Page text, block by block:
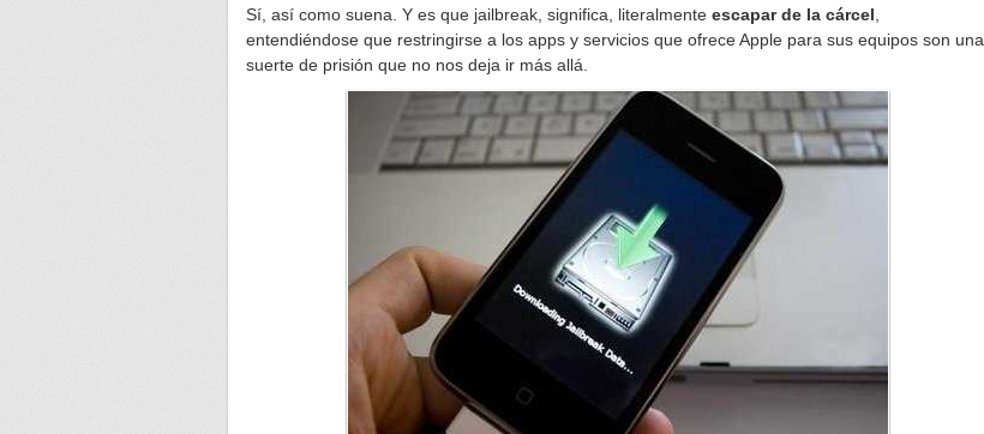
Sí, así como suena. Y es que jailbreak, significa, literalmente escapar de la cárcel
entendiéndose que restringirse a los apps y servicios que ofrece Apple para sus equipos son una
suerte de prisión que no nos deja ir más allá.